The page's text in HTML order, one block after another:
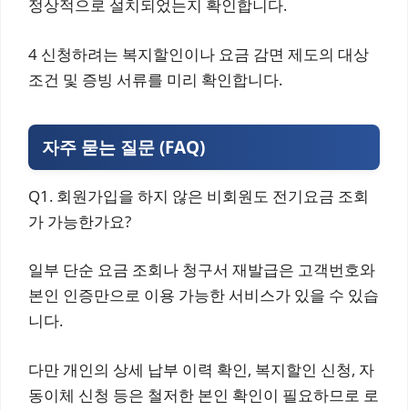
정상적으로 설치되었는지 확인합니다.
4 신청하려는 복지할인이나 요금 감면 제도의 대상
조건 및 증빙 서류를 미리 확인합니다.
자주 묻는 질문 (FAQ)
Q1. 회원가입을 하지 않은 비회원도 전기요금 조회
가 가능한가요?
일부 단순 요금 조회나 청구서 재발급은 고객번호와
본인 인증만으로 이용 가능한 서비스가 있을 수 있습
니다.
다만 개인의 상세 납부 이력 확인, 복지할인 신청, 자
동이체 신청 등은 철저한 본인 확인이 필요하므로 로